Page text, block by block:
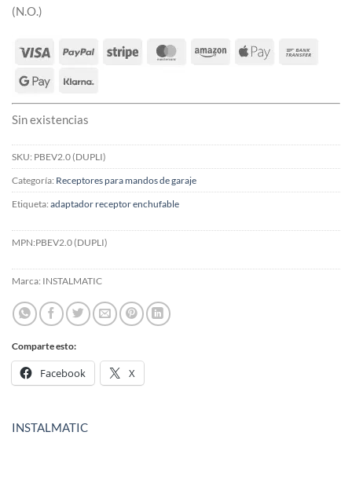
(N.O.)
Sin existencias
SKU: PBEV2.0 (DUPLI)
Categoría: Receptores para mandos de garaje
Etiqueta: adaptador receptor enchufable
MPN:PBEV2.0 (DUPLI)
Marca: INSTALMATIC
Comparte esto:
Facebook X
INSTALMATIC